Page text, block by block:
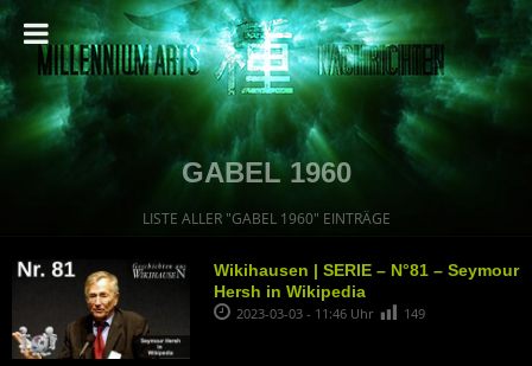
GABEL 1960
LISTE ALLER "GABEL 1960" EINTRÄGE
Wikihausen | SERIE – N°81 – Seymour
Hersh in Wikipedia
2023-03-03 - 11:46 Uhr 149